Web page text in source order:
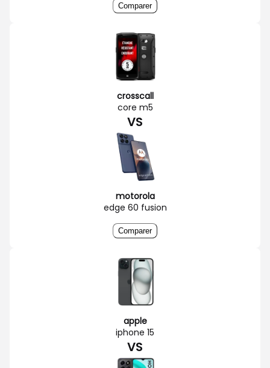
Comparer
crosscall
core m5
VS
motorola
edge 60 fusion
Comparer
apple
iphone 15
VS